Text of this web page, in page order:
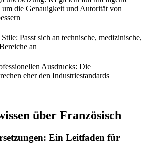
um die Genauigkeit und Autorität von
Passt sich an technische, medizinische,
an
Ausdrucks: Die
eher den Industriestandards
über Französisch
Ein Leitfaden für